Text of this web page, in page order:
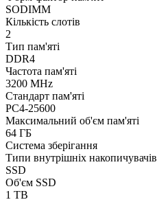
SODIMM
Кількість слотів
2
Тип пам'яті
DDR4
Частота пам'яті
3200 MHz
Стандарт пам'яті
PC4-25600
Максимальний об'єм пам'яті
64 ГБ
Система зберігання
Типи внутрішніх накопичувачів
SSD
Об'єм SSD
1 TB